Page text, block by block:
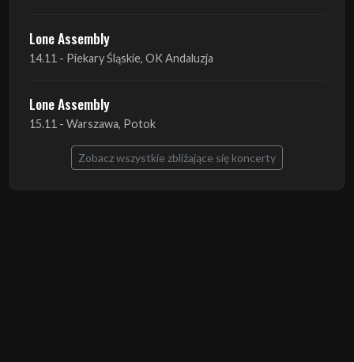
Lone Assembly
14.11 - Piekary Śląskie, OK Andaluzja
Lone Assembly
15.11 - Warszawa, Potok
Zobacz wszystkie zbliżające się koncerty